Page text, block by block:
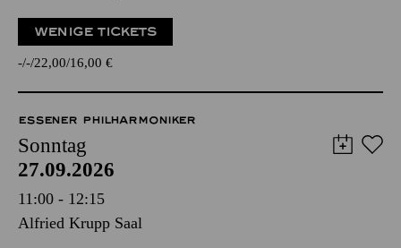
WENIGE TICKETS
- - 22,00 16,00 €
ESSENER PHILHARMONIKER
Sonntag
27.09.2026
11:00 - 12:15
Alfried Krupp Saal